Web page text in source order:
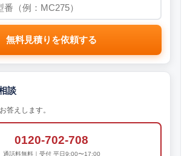
無料見積りを依頼する
談
答えします。
0120-702-708
通話料無料｜受付 平日9:00〜17:00